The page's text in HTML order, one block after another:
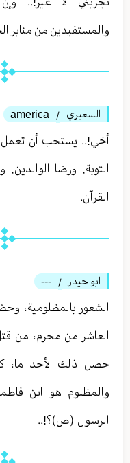
والمستفيدين من منابر
السعبري /
america
أخي!.. يستحب أن تعمل
التوبة, ورضا الوالدين,
القرآن.
ابو حيدر /
---
الشعور بالمظلومية،
العاشر من محرم، من
حصل ذلك لأحد ما،
والمظلوم هو ابن
الرسول (ص)؟!..